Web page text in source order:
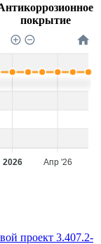
покрытие
2026 Апр '26
проект 3.407.2-